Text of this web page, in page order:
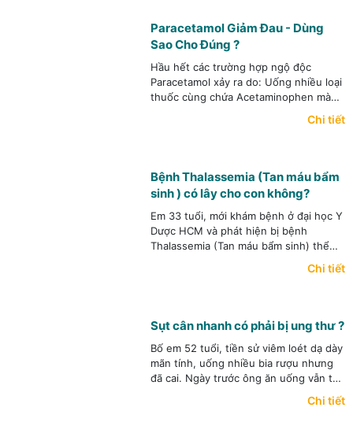
khớp…)
Paracetamol Giảm Đau - Dùng
Sao Cho Đúng ?
Hầu hết các trường hợp ngộ độc
Paracetamol xảy ra do: Uống nhiều loại
thuốc cùng chứa Acetaminophen mà
trẻ khi bác sĩ cho thuốc có paracetamol
Chi tiết
Bệnh Thalassemia (Tan máu bẩm
sinh ) có lây cho con không?
Em 33 tuổi, mới khám bệnh ở đại học Y
Dược HCM và phát hiện bị bệnh
Thalassemia (Tan máu bẩm sinh) thể
gái em (3 tuổi) có bị không? Có nên đi
ơn.
Chi tiết
Sụt cân nhanh có phải bị ung thư ?
Bố em 52 tuổi, tiền sử viêm loét dạ dày
mãn tính, uống nhiều bia rượu nhưng
đã cai. Ngày trước ông ăn uống vẫn tốt
nhưng hay bị nôn ọe và đi ngoài không
Chi tiết